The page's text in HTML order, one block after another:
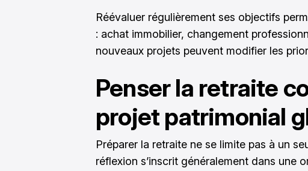
Réévaluer régulièrement ses objectifs
: achat immobilier, changement
nouveaux projets peuvent modifier les
Penser la retraite
projet patrimonial
Préparer la retraite ne se limite pas à un
réflexion s’inscrit généralement dans une